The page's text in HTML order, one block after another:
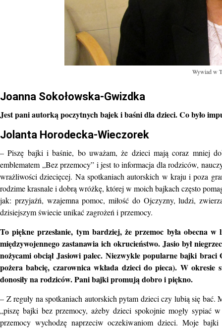
Wywiad w
Joanna Sokołowska-Gwizdka
Jest pani autorką poczytnych bajek i baśni dla dzieci. Co było
Jolanta Horodecka-Wieczorek
– Piszę bajki i baśnie, bo uważam, że dzieci mają coraz mniej
emblematem „Bez przemocy” i jest to informacja dla rodziców,
wrażliwości dziecięcej. Na spotkaniach autorskich w kraju i poza
rodzime krasnale i dobrą wróżkę, której w moich bajkach często
jak: przyjaźń, wzajemna pomoc, miłość do Ojczyzny, ludzi,
dzisiejszym świecie unikać zagrożeń i przemocy.
To piękne przesłanie, tym bardziej, że przemoc była obecna
międzywojennego zastanawia ich okrucieństwo. Jasio był
nożycami obciął Jasiowi palec. Niezwykle popularne bajki
pożera babcię, czarownica wkłada dzieci do pieca). W
donosiły na rodziców. Pani bajki promują dobro i piękno.
– Z reguły na spotkaniach autorskich pytam dzieci czy lubią się
„piszę bajki bez przemocy, ażeby dzieci spokojnie mogły sypiać
przemocy wychodzę naprzeciw oczekiwaniom dzieci. Moje